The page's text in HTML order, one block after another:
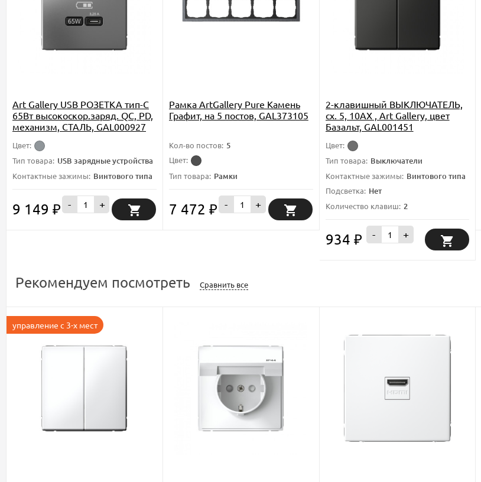
Art Gallery USB РОЗЕТКА тип-С
65Вт высокоскор.заряд. QC, PD,
механизм, СТАЛЬ, GAL000927
Цвет:
Тип товара: USB зарядные устройства
Контактные зажимы: Винтового типа
9 149 ₽ - +
Рамка ArtGallery Pure Камень
Графит, на 5 постов, GAL373105
Кол-во постов: 5
Цвет:
Тип товара: Рамки
7 472 ₽ - +
2-клавишный ВЫКЛЮЧАТЕЛЬ,
сх. 5, 10АХ , Art Gallery, цвет
Базальт, GAL001451
Цвет:
Тип товара: Выключатели
Контактные зажимы: Винтового типа
Подсветка: Нет
Количество клавиш: 2
934 ₽ - +
Рекомендуем посмотреть Сравнить все
управление с 3-х мест